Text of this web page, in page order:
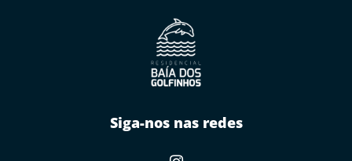
Siga-nos nas redes